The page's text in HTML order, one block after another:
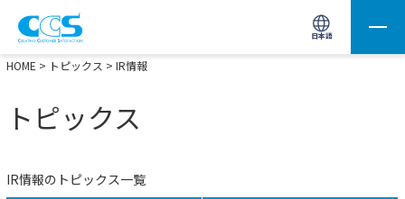
日本語
画像処理用の製品検索 サイト内検索(Enterで実行)
HOME > トピックス > IR情報
トピックス
IR情報のトピックス一覧